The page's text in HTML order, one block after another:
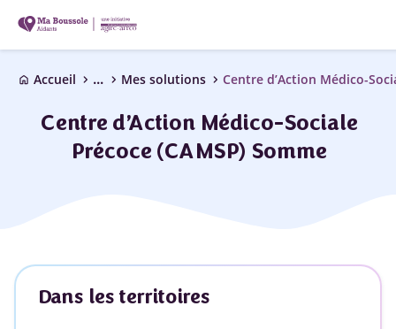
home Accueil chevron_right ... chevron_right Mes solutions chevron_right
Centre d’Action Médico-Sociale
Précoce (CAMSP) Somme
Dans les territoires